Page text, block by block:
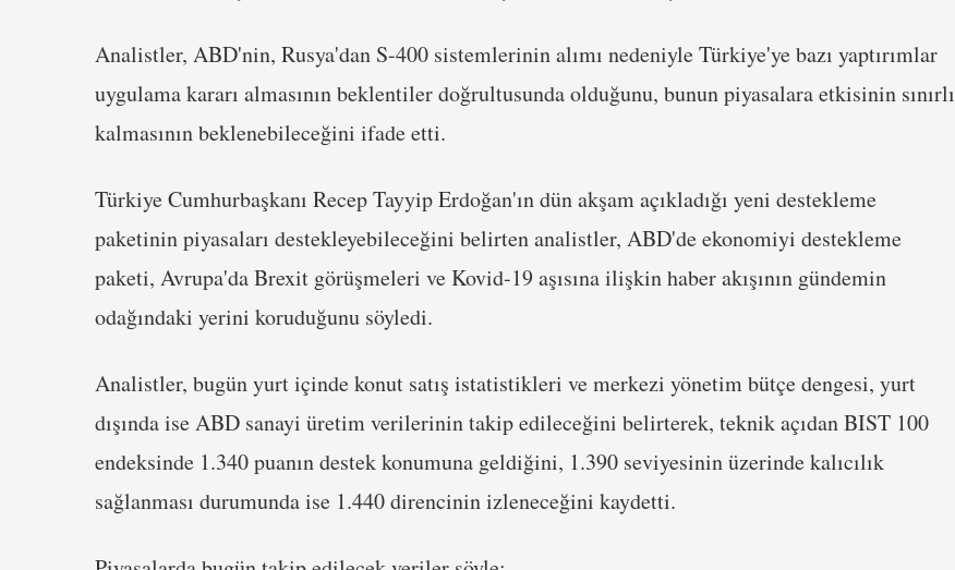
Analistler, ABD'nin, Rusya'dan S-400 sistemlerinin alımı nedeniyle Türkiye'ye bazı yaptırımlar
uygulama kararı almasının beklentiler doğrultusunda olduğunu, bunun piyasalara etkisinin sınırlı
kalmasının beklenebileceğini ifade etti.
Türkiye Cumhurbaşkanı Recep Tayyip Erdoğan'ın dün akşam açıkladığı yeni destekleme
paketinin piyasaları destekleyebileceğini belirten analistler, ABD'de ekonomiyi destekleme
paketi, Avrupa'da Brexit görüşmeleri ve Kovid-19 aşısına ilişkin haber akışının gündemin
odağındaki yerini koruduğunu söyledi.
Analistler, bugün yurt içinde konut satış istatistikleri ve merkezi yönetim bütçe dengesi, yurt
dışında ise ABD sanayi üretim verilerinin takip edileceğini belirterek, teknik açıdan BIST 100
endeksinde 1.340 puanın destek konumuna geldiğini, 1.390 seviyesinin üzerinde kalıcılık
sağlanması durumunda ise 1.440 direncinin izleneceğini kaydetti.